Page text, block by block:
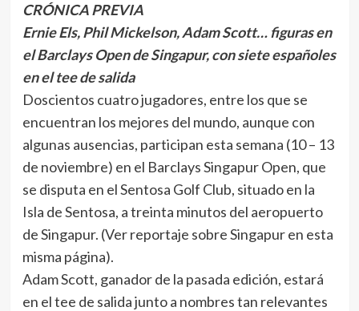
CRÓNICA PREVIA
Ernie Els, Phil Mickelson, Adam Scott… figuras en
el Barclays Open de Singapur, con siete españoles
en el tee de salida
Doscientos cuatro jugadores, entre los que se
encuentran los mejores del mundo, aunque con
algunas ausencias, participan esta semana (10 – 13
de noviembre) en el Barclays Singapur Open, que
se disputa en el Sentosa Golf Club, situado en la
Isla de Sentosa, a treinta minutos del aeropuerto
de Singapur. (Ver reportaje sobre Singapur en esta
misma página).
Adam Scott, ganador de la pasada edición, estará
en el tee de salida junto a nombres tan relevantes